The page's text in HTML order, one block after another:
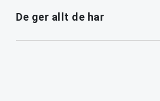
De ger allt de har